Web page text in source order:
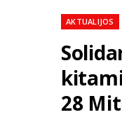
AKTUALIJOS
28